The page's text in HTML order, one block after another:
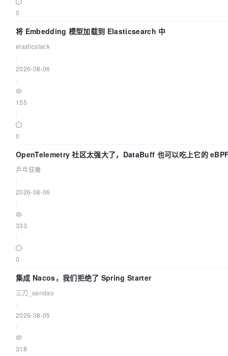
0
将 Embedding 模型加载到 Elasticsearch 中
elasticstack
2026-08-06
155
0
OpenTelemetry 社区太强大了，DataBuff 也可以吃上它的
乒乓狂魔
2026-08-06
333
0
集成 Nacos，我们拒绝了 Spring Starter
三刀_sandao
2026-08-05
318